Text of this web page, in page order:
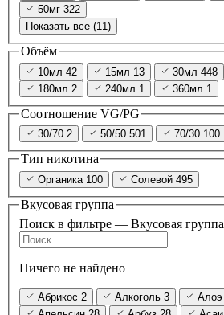
50мг 322
Показать все (11)
Объём
10мл 42 15мл 13 30мл 448
180мл 2 240мл 1 360мл 1
Соотношение VG/PG
30/70 2 50/50 501 70/30 100
Тип никотина
Органика 100 Солевой 495
Вкусовая группа
Поиск в фильтре — Вкусовая группа
Ничего не найдено
Абрикос 2 Алкоголь 3 Алоэ